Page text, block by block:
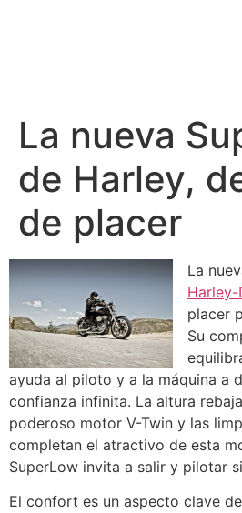
La nueva
de Harley,
de placer
La
placer
Su
ayuda al piloto y a la máquina a
confianza infinita. La altura
poderoso motor V-Twin y las
completan el atractivo de esta
SuperLow invita a salir y pilotar
El confort es un aspecto clave